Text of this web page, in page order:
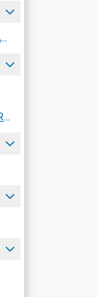
AKTY PRAWA MIEJSCOWEGO RADY POWIATU ZGORZELECKIEGO
POWIATOWY INSPEKTORAT NADZORU BUDOWLANEGO